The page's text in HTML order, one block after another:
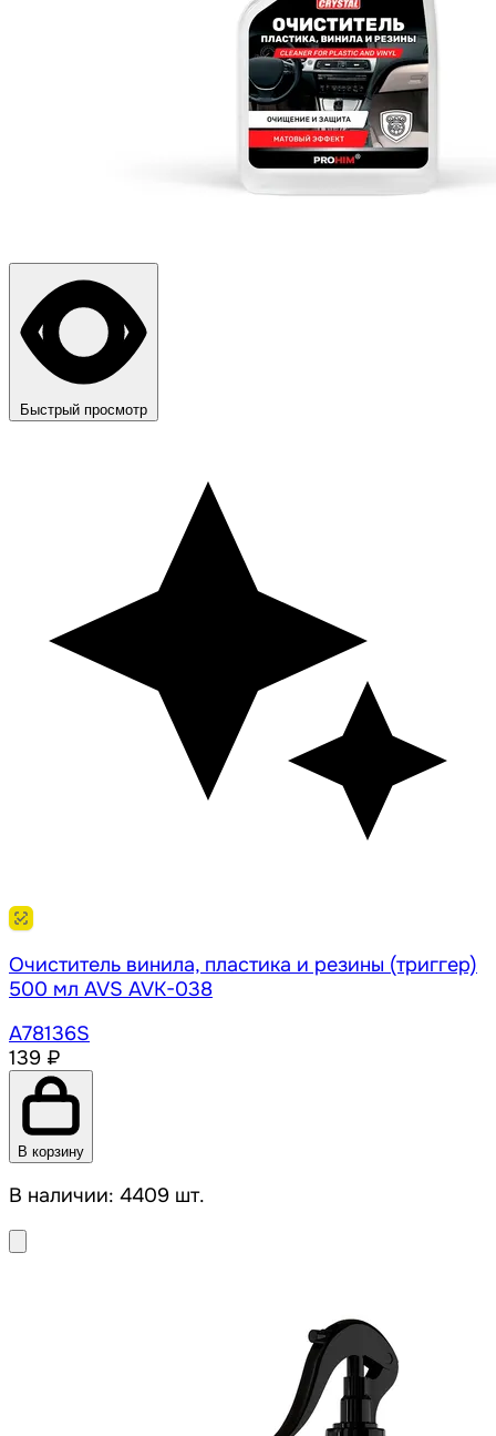
Быстрый просмотр
Очиститель винила, пластика и резины (триггер)
500 мл AVS AVK-038
A78136S
139 ₽
В корзину
В наличии: 4409 шт.